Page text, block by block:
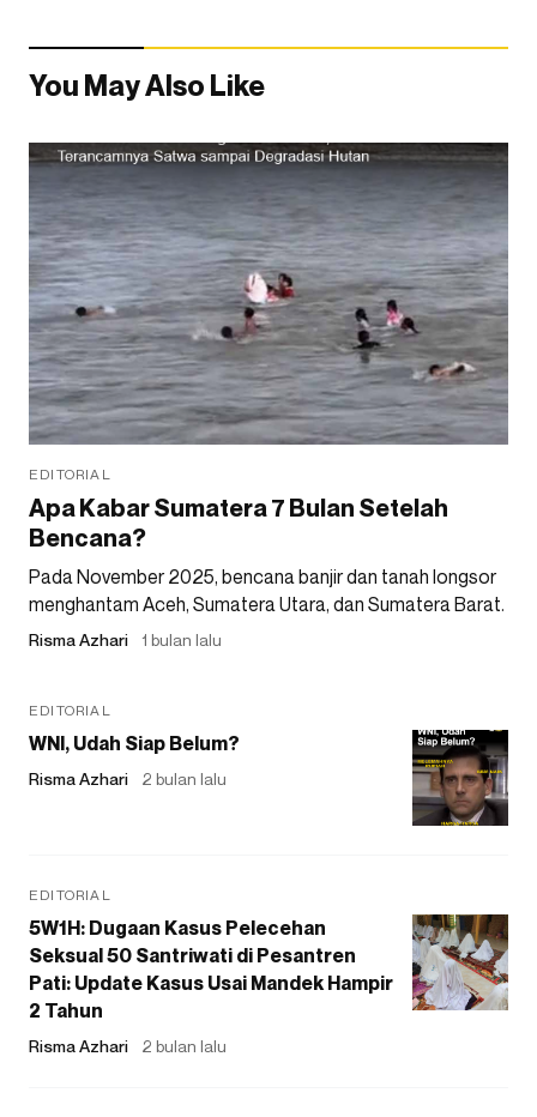
You May Also Like
EDITORIAL
Apa Kabar Sumatera 7 Bulan Setelah
Bencana?
Pada November 2025, bencana banjir dan tanah longsor
menghantam Aceh, Sumatera Utara, dan Sumatera Barat.
Risma Azhari 1 bulan lalu
EDITORIAL
WNI, Udah Siap Belum?
Risma Azhari 2 bulan lalu
EDITORIAL
5W1H: Dugaan Kasus Pelecehan
Seksual 50 Santriwati di Pesantren
Pati: Update Kasus Usai Mandek Hampir
2 Tahun
Risma Azhari 2 bulan lalu